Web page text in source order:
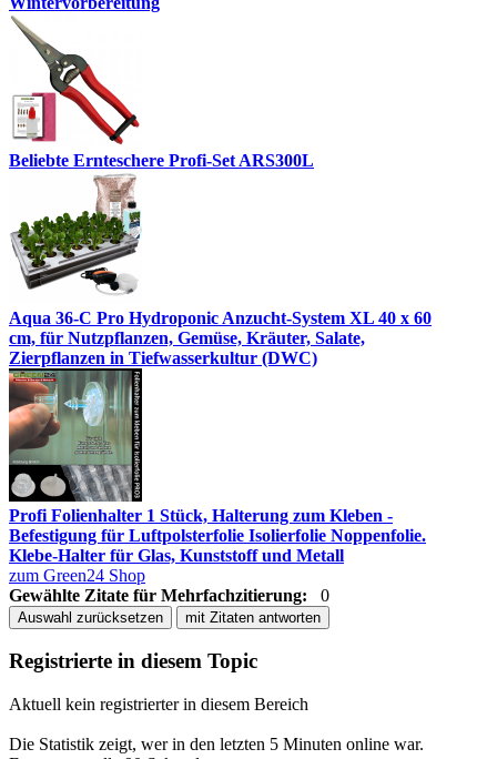
Beliebte Ernteschere Profi-Set ARS300L
Aqua 36-C Pro Hydroponic Anzucht-System XL 40 x 60
cm, für Nutzpflanzen, Gemüse, Kräuter, Salate,
Zierpflanzen in Tiefwasserkultur (DWC)
Profi Folienhalter 1 Stück, Halterung zum Kleben -
Befestigung für Luftpolsterfolie Isolierfolie Noppenfolie.
Klebe-Halter für Glas, Kunststoff und Metall
zum Green24 Shop
Gewählte Zitate für Mehrfachzitierung:
0
Auswahl zurücksetzen mit Zitaten antworten
Registrierte in diesem Topic
Aktuell kein registrierter in diesem Bereich
Die Statistik zeigt, wer in den letzten 5 Minuten online war.